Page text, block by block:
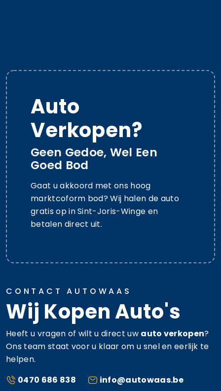
Auto
Verkopen?
Geen Gedoe, Wel Een
Goed Bod
Gaat u akkoord met ons hoog
marktcoform bod? Wij halen de auto
gratis op in Sint-Joris-Winge en
betalen direct uit.
CONTACT AUTOWAAS
Wij Kopen Auto's
Heeft u vragen of wilt u direct uw auto verkopen?
Ons team staat voor u klaar om u snel en eerlijk te
helpen.
0470 686 838
info@autowaas.be